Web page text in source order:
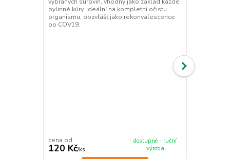
bylinné kúry, ideální na kompletní očistu
organismu, obzvlášť jako rekonvalescence
po COV19.
cena od
120 Kč/ks
dostupné - ruční
výroba